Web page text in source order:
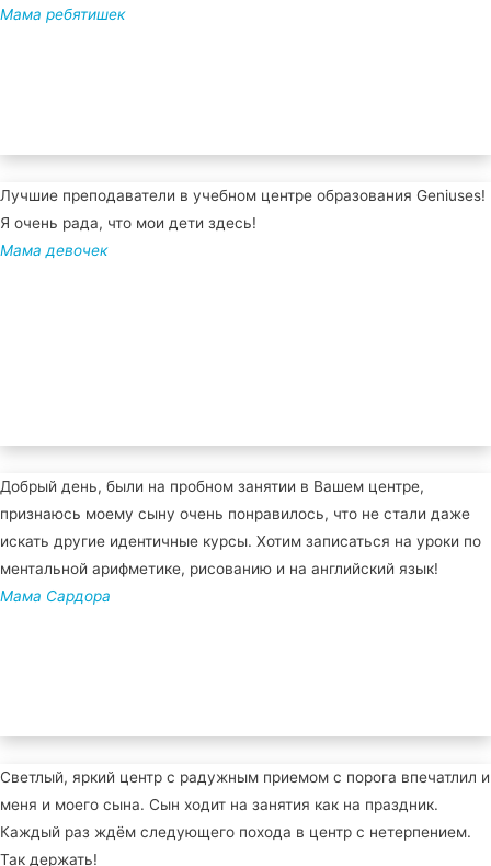
Мама ребятишек
Лучшие преподаватели в учебном центре образования Geniuses!
Я очень рада, что мои дети здесь!
Мама девочек
Добрый день, были на пробном занятии в Вашем центре,
признаюсь моему сыну очень понравилось, что не стали даже
искать другие идентичные курсы. Хотим записаться на уроки по
ментальной арифметике, рисованию и на английский язык!
Мама Сардора
Светлый, яркий центр с радужным приемом с порога впечатлил и
меня и моего сына. Сын ходит на занятия как на праздник.
Каждый раз ждём следующего похода в центр с нетерпением.
Так держать!